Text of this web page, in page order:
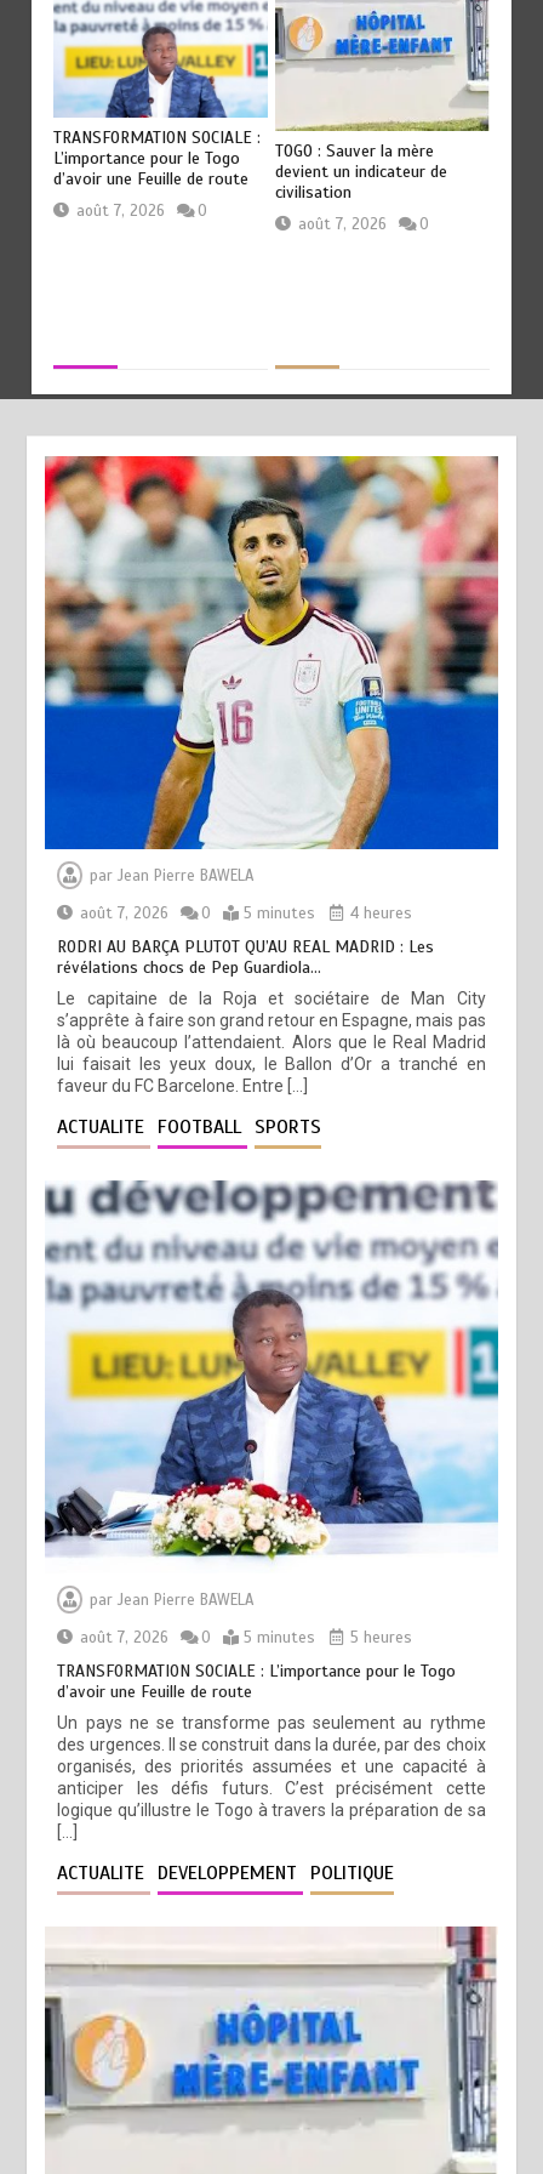
TRANSFORMATION SOCIALE :
L’importance pour le Togo
d’avoir une Feuille de route
août 7, 2026 0
TOGO : Sauver la mère
devient un indicateur de
civilisation
août 7, 2026 0
parJean Pierre BAWELA
août 7, 2026
0 5 minutes 4 heures
RODRI AU BARÇA PLUTOT QU’AU REAL MADRID : Les
révélations chocs de Pep Guardiola…
Le capitaine de la Roja et sociétaire de Man City
s’apprête à faire son grand retour en Espagne, mais pas
là où beaucoup l’attendaient. Alors que le Real Madrid
lui faisait les yeux doux, le Ballon d’Or a tranché en
faveur du FC Barcelone. Entre […]
ACTUALITE FOOTBALL SPORTS
parJean Pierre BAWELA
août 7, 2026
0 5 minutes 5 heures
TRANSFORMATION SOCIALE : L’importance pour le Togo
d’avoir une Feuille de route
Un pays ne se transforme pas seulement au rythme
des urgences. Il se construit dans la durée, par des choix
organisés, des priorités assumées et une capacité à
anticiper les défis futurs. C’est précisément cette
logique qu’illustre le Togo à travers la préparation de sa
[…]
ACTUALITE DEVELOPPEMENT POLITIQUE